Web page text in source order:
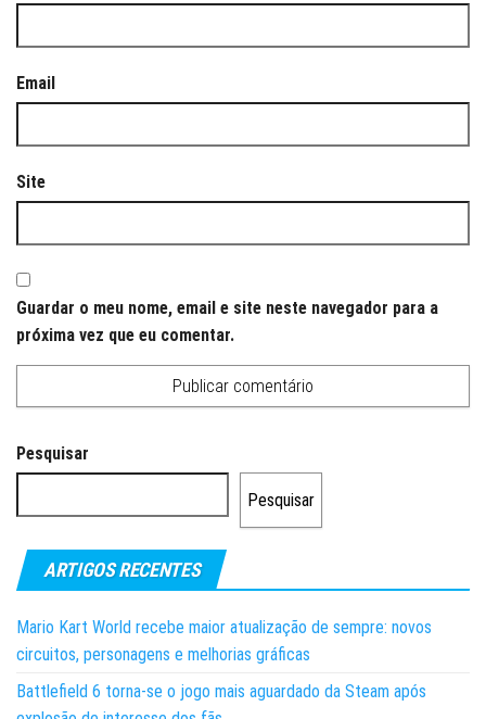
Email
Site
Guardar o meu nome, email e site neste navegador para a
próxima vez que eu comentar.
Pesquisar
Pesquisar
ARTIGOS RECENTES
Mario Kart World recebe maior atualização de sempre: novos
circuitos, personagens e melhorias gráficas
Battlefield 6 torna-se o jogo mais aguardado da Steam após